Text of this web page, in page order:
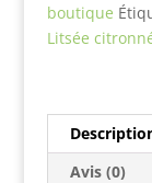
citronnée
boutique
Litsée
Avis (0)